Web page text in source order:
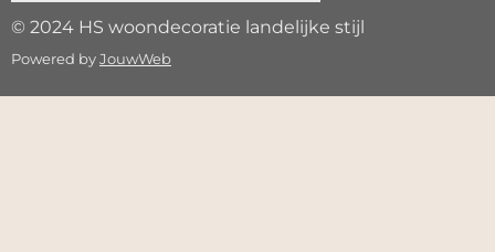
© 2024 HS woondecoratie landelijke stijl
Powered byJouwWeb